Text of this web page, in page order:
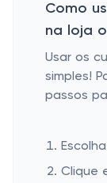
Como
na loja
Usar os
simples!
passos
Clique